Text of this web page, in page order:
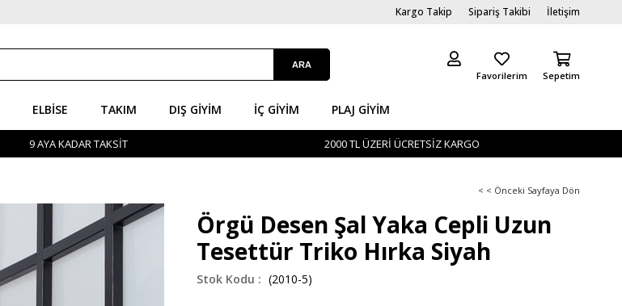
Kargo Takip Sipariş Takibi İletişim
Sepetim
Favorilerim
ELBISE TAKIM DIŞ GIYIM İÇ GİYIM PLAJ GIYIM
9 AYA KADAR TAKSİT 2000 TL ÜZERİ ÜCRETSİZ KARGO
< < Önceki Sayfaya Dön
Örgü Desen Şal Yaka Cepli Uzun
Tesettür Triko Hırka Siyah
(2010-5)